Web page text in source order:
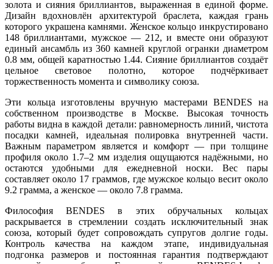
золота и сияния бриллиантов, выраженная в единой форме.
Дизайн вдохновлён архитектурой браслета, каждая грань
которого украшена камнями. Женское кольцо инкрустировано
148 бриллиантами, мужское — 212, и вместе они образуют
единый ансамбль из 360 камней круглой огранки диаметром
0.8 мм, общей каратностью 1.44. Сияние бриллиантов создаёт
цельное световое полотно, которое подчёркивает
торжественность момента и символику союза.
Эти кольца изготовлены вручную мастерами BENDES на
собственном производстве в Москве. Высокая точность
работы видна в каждой детали: равномерность линий, чистота
посадки камней, идеальная полировка внутренней части.
Важным параметром является и комфорт — при толщине
профиля около 1.7–2 мм изделия ощущаются надёжными, но
остаются удобными для ежедневной носки. Вес пары
составляет около 17 граммов, где мужское кольцо весит около
9.2 грамма, а женское — около 7.8 грамма.
Философия BENDES в этих обручальных кольцах
раскрывается в стремлении создать исключительный знак
союза, который будет сопровождать супругов долгие годы.
Контроль качества на каждом этапе, индивидуальная
подгонка размеров и постоянная гарантия подтверждают